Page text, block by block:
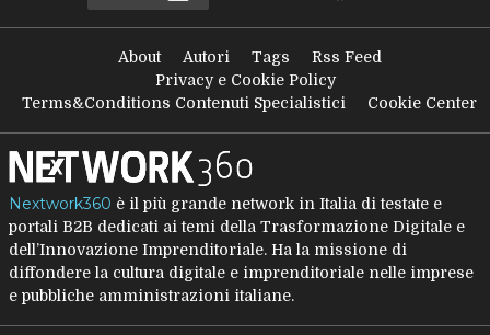
About Autori Tags
Rss Feed
Privacy e Cookie Policy
Terms&Conditions Contenuti Specialistici
Cookie Center
Nextwork360 è il più grande network in Italia di testate e
portali B2B dedicati ai temi della Trasformazione Digitale e
dell’Innovazione Imprenditoriale. Ha la missione di
diffondere la cultura digitale e imprenditoriale nelle imprese
e pubbliche amministrazioni italiane.